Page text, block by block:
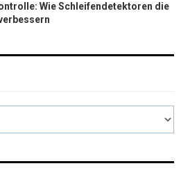
Wie Schleifendetektoren die